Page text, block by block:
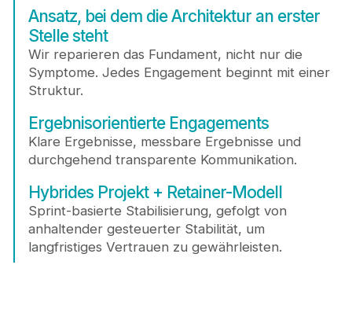
Ansatz, bei dem die Architektur an erster
Stelle steht
Wir reparieren das Fundament, nicht nur die
Symptome. Jedes Engagement beginnt mit einer
Struktur.
Ergebnisorientierte Engagements
Klare Ergebnisse, messbare Ergebnisse und
durchgehend transparente Kommunikation.
Hybrides Projekt + Retainer-Modell
Sprint-basierte Stabilisierung, gefolgt von
anhaltender gesteuerter Stabilität, um
langfristiges Vertrauen zu gewährleisten.